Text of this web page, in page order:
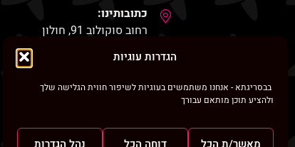
הגדרות עוגיות
בבסריגתא - אנחנו משתמשים בעוגיות לשיפור חווית הגלישה שלך
ולהציע תוכן מותאם עבורך
מאשר/ת הכל דוחה הכל נהל הגדרות
כתובותינו:
רחוב סוקולוב 91, חולון
besrigata@gmail.com
054-2490015